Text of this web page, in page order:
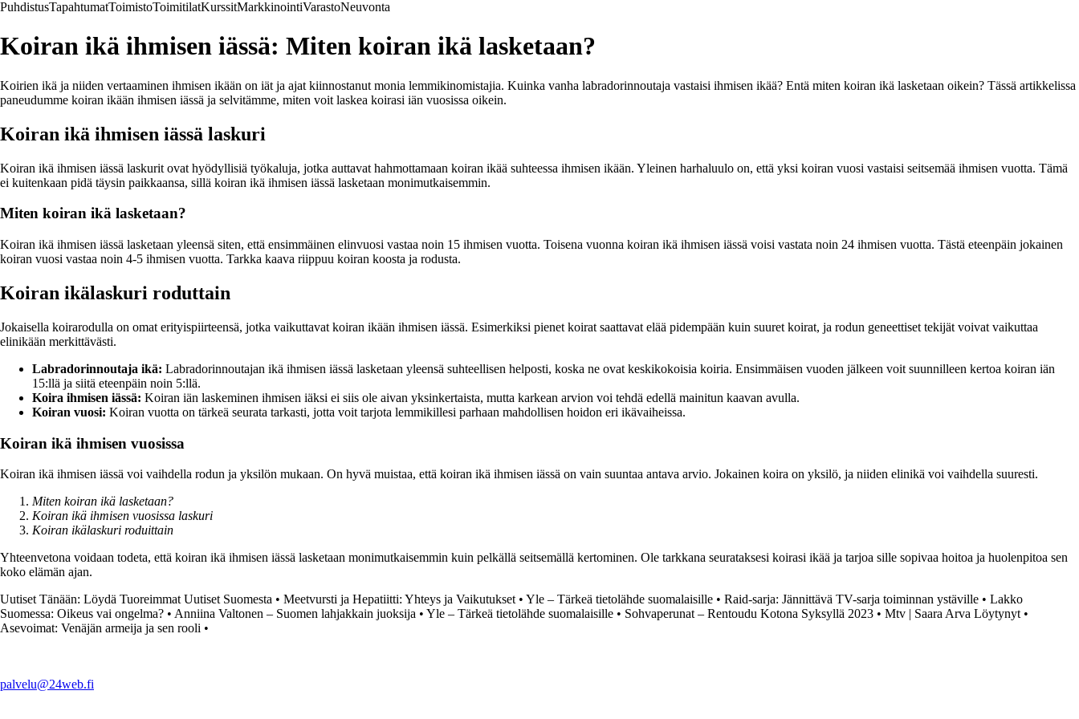
PuhdistusTapahtumatToimistoToimitilatKurssitMarkkinointiVarastoNeuvonta
Koiran ikä ihmisen iässä: Miten koiran ikä lasketaan?
Koirien ikä ja niiden vertaaminen ihmisen ikään on iät ja ajat kiinnostanut monia lemmikinomistajia. Kuinka vanha labradorinnoutaja vastaisi ihmisen ikää? Entä miten koiran ikä lasketaan oikein? Tässä artikkelissa
paneudumme koiran ikään ihmisen iässä ja selvitämme, miten voit laskea koirasi iän vuosissa oikein.
Koiran ikä ihmisen iässä laskuri
Koiran ikä ihmisen iässä laskurit ovat hyödyllisiä työkaluja, jotka auttavat hahmottamaan koiran ikää suhteessa ihmisen ikään. Yleinen harhaluulo on, että yksi koiran vuosi vastaisi seitsemää ihmisen vuotta. Tämä
ei kuitenkaan pidä täysin paikkaansa, sillä koiran ikä ihmisen iässä lasketaan monimutkaisemmin.
Miten koiran ikä lasketaan?
Koiran ikä ihmisen iässä lasketaan yleensä siten, että ensimmäinen elinvuosi vastaa noin 15 ihmisen vuotta. Toisena vuonna koiran ikä ihmisen iässä voisi vastata noin 24 ihmisen vuotta. Tästä eteenpäin jokainen
koiran vuosi vastaa noin 4-5 ihmisen vuotta. Tarkka kaava riippuu koiran koosta ja rodusta.
Koiran ikälaskuri roduttain
Jokaisella koirarodulla on omat erityispiirteensä, jotka vaikuttavat koiran ikään ihmisen iässä. Esimerkiksi pienet koirat saattavat elää pidempään kuin suuret koirat, ja rodun geneettiset tekijät voivat vaikuttaa
elinikään merkittävästi.
Labradorinnoutaja ikä: Labradorinnoutajan ikä ihmisen iässä lasketaan yleensä suhteellisen helposti, koska ne ovat keskikokoisia koiria. Ensimmäisen vuoden jälkeen voit suunnilleen kertoa koiran iän
15:llä ja siitä eteenpäin noin 5:llä.
Koira ihmisen iässä: Koiran iän laskeminen ihmisen iäksi ei siis ole aivan yksinkertaista, mutta karkean arvion voi tehdä edellä mainitun kaavan avulla.
Koiran vuosi: Koiran vuotta on tärkeä seurata tarkasti, jotta voit tarjota lemmikillesi parhaan mahdollisen hoidon eri ikävaiheissa.
Koiran ikä ihmisen vuosissa
Koiran ikä ihmisen iässä voi vaihdella rodun ja yksilön mukaan. On hyvä muistaa, että koiran ikä ihmisen iässä on vain suuntaa antava arvio. Jokainen koira on yksilö, ja niiden elinikä voi vaihdella suuresti.
Miten koiran ikä lasketaan?
Koiran ikä ihmisen vuosissa laskuri
Koiran ikälaskuri roduittain
Yhteenvetona voidaan todeta, että koiran ikä ihmisen iässä lasketaan monimutkaisemmin kuin pelkällä seitsemällä kertominen. Ole tarkkana seurataksesi koirasi ikää ja tarjoa sille sopivaa hoitoa ja huolenpitoa sen
koko elämän ajan.
Uutiset Tänään: Löydä Tuoreimmat Uutiset Suomesta • Meetvursti ja Hepatiitti: Yhteys ja Vaikutukset • Yle – Tärkeä tietolähde suomalaisille • Raid-sarja: Jännittävä TV-sarja toiminnan ystäville • Lakko
Suomessa: Oikeus vai ongelma? • Anniina Valtonen – Suomen lahjakkain juoksija • Yle – Tärkeä tietolähde suomalaisille • Sohvaperunat – Rentoudu Kotona Syksyllä 2023 • Mtv | Saara Arva Löytynyt •
Asevoimat: Venäjän armeija ja sen rooli •
palvelu@24web.fi